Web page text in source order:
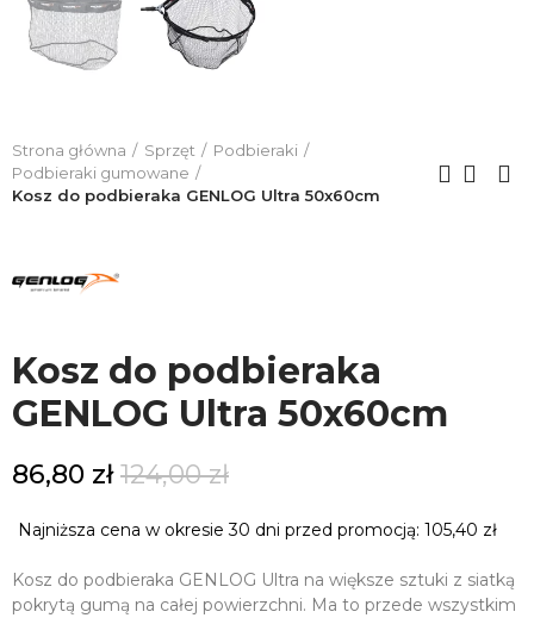
Strona główna Sprzęt
Podbieraki
Podbieraki gumowane
Kosz do podbieraka GENLOG Ultra 50x60cm
Kosz do podbieraka
GENLOG Ultra 50x60cm
86,80 zł124,00 zł
Najniższa cena w okresie 30 dni przed promocją: 105,40 zł
Kosz do podbieraka GENLOG Ultra na większe sztuki z siatką
pokrytą gumą na całej powierzchni. Ma to przede wszystkim